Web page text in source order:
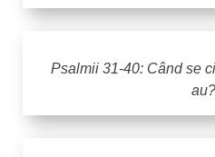
Psalmii 31-40: Când se
au?